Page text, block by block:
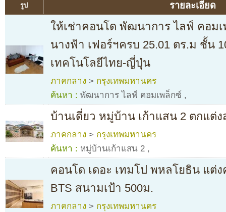
รูป รายละเอียด
ให้เช่าคอนโด พัฒนาการ ไลฟ์ คอม
นางฟ้า เฟอร์ฯครบ 25.01 ตร.ม ชั้น
เทคโนโลยีไทย-ญี่ปุ่น
ภาคกลาง > กรุงเทพมหานคร
ค้นหา : พัฒนาการ ไลฟ์ คอมเพล็กซ์ ,
บ้านเดี่ยว หมู่บ้าน เก้าแสน 2 ตกแต่
ภาคกลาง > กรุงเทพมหานคร
ค้นหา : หมู่บ้านเก้าแสน 2 ,
คอนโด เดอะ เทมโป พหลโยธิน แต่
BTS สนามเป้า 500ม.
ภาคกลาง > กรุงเทพมหานคร